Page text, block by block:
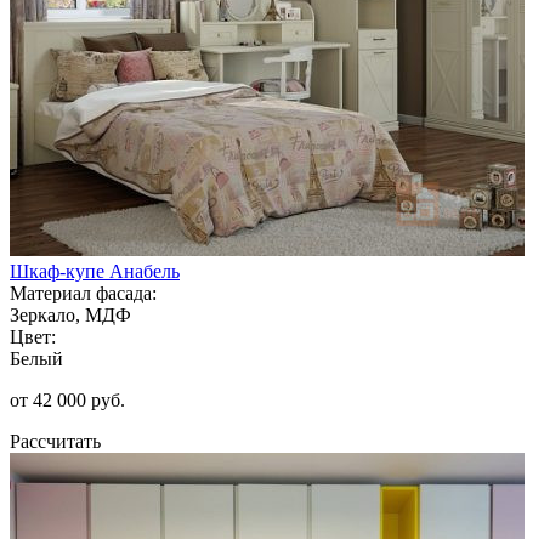
Шкаф-купе Анабель
Материал фасада:
Зеркало, МДФ
Цвет:
Белый
от 42 000 руб.
Рассчитать